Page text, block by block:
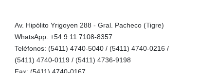
Av. Hipólito Yrigoyen 288 - Gral. Pacheco (Tigre)
WhatsApp: +54 9 11 7108-8357
Teléfonos: (5411) 4740-5040 / (5411) 4740-0216 /
(5411) 4740-0119 / (5411) 4736-9198